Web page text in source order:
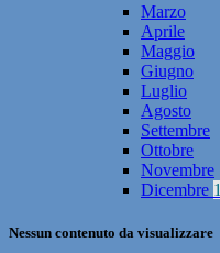
Marzo
Aprile
Maggio
Giugno
Luglio
Agosto
Settembre
Ottobre
Novembre
Dicembre 1
Nessun contenuto da visualizzare